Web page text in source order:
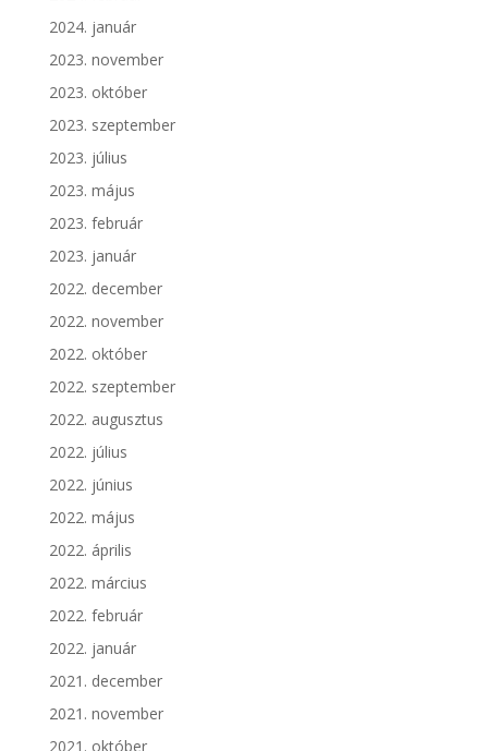
2024. január
2023. november
2023. október
2023. szeptember
2023. július
2023. május
2023. február
2023. január
2022. december
2022. november
2022. október
2022. szeptember
2022. augusztus
2022. július
2022. június
2022. május
2022. április
2022. március
2022. február
2022. január
2021. december
2021. november
2021. október